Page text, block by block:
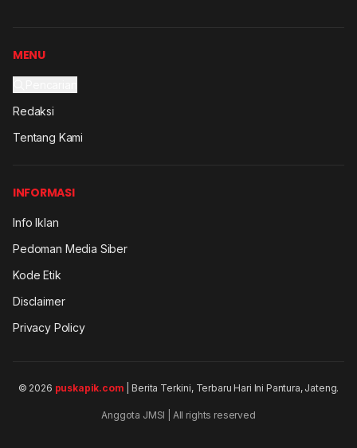
MENU
Redaksi
Tentang Kami
INFORMASI
Info Iklan
Pedoman Media Siber
Kode Etik
Disclaimer
Privacy Policy
© 2026 puskapik.com | Berita Terkini, Terbaru Hari Ini Pantura, Jateng.
Anggota JMSI | All rights reserved